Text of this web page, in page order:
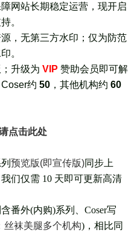
网站长期稳定运营，现开启
。
，无第三方水印；仅为防范
。
； 升级为 VIP 赞助会员即可解
Coser约 50 ，其他机构约 60
点击此处
预览版(即宣传版)同步上
们仅需 10 天即可更新高清
番外(内购)系列、Coser写
丝袜美腿多个机构)，相比同